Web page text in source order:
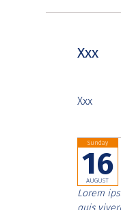
Xxx
Xxx
Sunday
16
AUGUST
Lorem
quis